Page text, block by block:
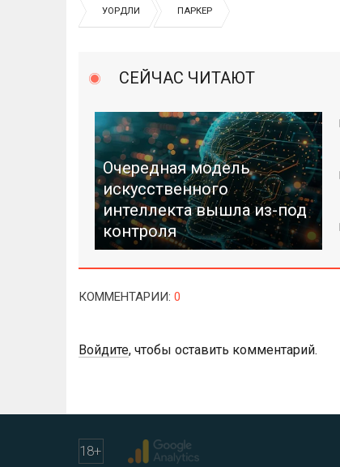
УОРДЛИ ПАРКЕР
СЕЙЧАС ЧИТАЮТ
Очередная модель
искусственного
интеллекта вышла из-под
контроля
КОММЕНТАРИИ: 0
Войдите, чтобы оставить комментарий.
18+